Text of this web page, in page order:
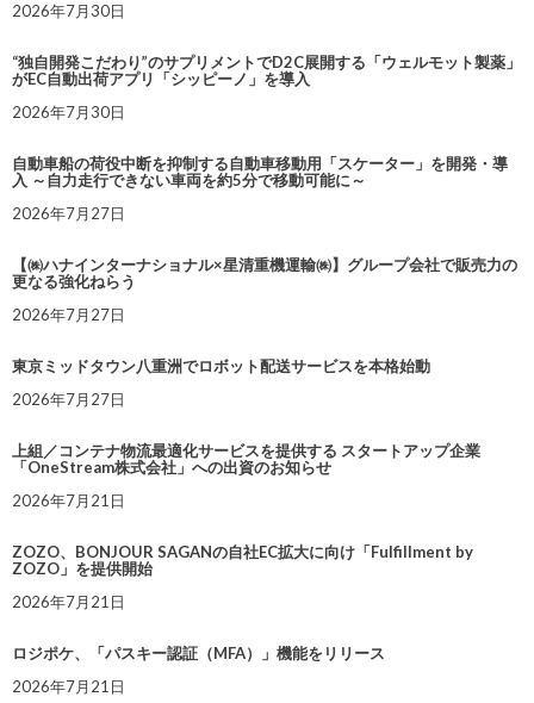
2026年7月30日
“独自開発こだわり”のサプリメントでD2C展開する「ウェルモット製薬」
がEC自動出荷アプリ「シッピーノ」を導入
2026年7月30日
自動車船の荷役中断を抑制する自動車移動用「スケーター」を開発・導
入 ～自力走行できない車両を約5分で移動可能に～
2026年7月27日
【㈱ハナインターナショナル×星清重機運輸㈱】グループ会社で販売力の
更なる強化ねらう
2026年7月27日
東京ミッドタウン八重洲でロボット配送サービスを本格始動
2026年7月27日
上組／コンテナ物流最適化サービスを提供する スタートアップ企業
「OneStream株式会社」への出資のお知らせ
2026年7月21日
ZOZO、BONJOUR SAGANの自社EC拡大に向け「Fulfillment by
ZOZO」を提供開始
2026年7月21日
ロジポケ、「パスキー認証（MFA）」機能をリリース
2026年7月21日